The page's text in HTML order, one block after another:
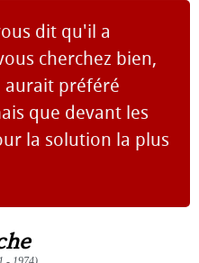
dit qu'il a
cherchez bien,
aurait préféré
que devant les
la solution la plus